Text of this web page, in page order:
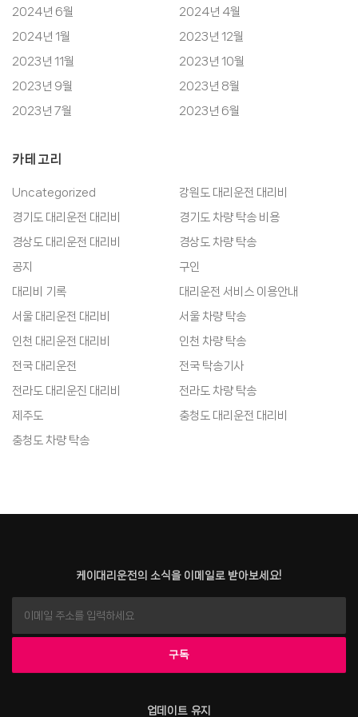
2024년 6월
2024년 4월
2024년 1월
2023년 12월
2023년 11월
2023년 10월
2023년 9월
2023년 8월
2023년 7월
2023년 6월
카테고리
Uncategorized
강원도 대리운전 대리비
경기도 대리운전 대리비
경기도 차량 탁송 비용
경상도 대리운전 대리비
경상도 차량 탁송
공지
구인
대리비 기록
대리운전 서비스 이용안내
서울 대리운전 대리비
서울 차량 탁송
인천 대리운전 대리비
인천 차량 탁송
전국 대리운전
전국 탁송기사
전라도 대리운진 대리비
전라도 차량 탁송
제주도
충청도 대리운전 대리비
충청도 차량 탁송
케이대리운전의 소식을 이메일로 받아보세요!
업데이트 유지